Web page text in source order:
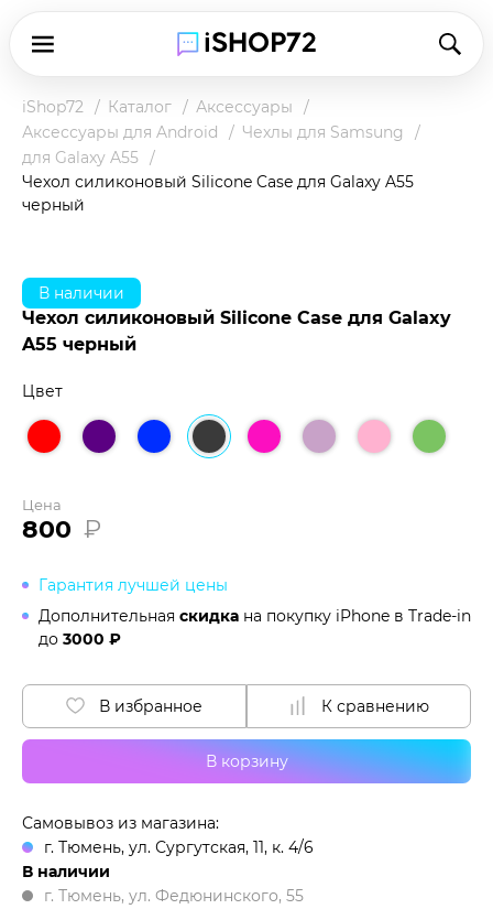
iShop72 Каталог
Аксессуары
Аксессуары для Android
Чехлы для Samsung
для Galaxy A55
Чехол силиконовый Silicone Case для Galaxy A55
черный
В наличии
Чехол силиконовый Silicone Case для Galaxy
A55 черный
Цвет
Цена
800 ₽
Гарантия лучшей цены
Дополнительная скидка на покупку iPhone в Trade-in
до 3000 ₽
В корзину
В избранное К сравнению
Самовывоз из магазина:
г. Тюмень, ул. Сургутская, 11, к. 4/6
В наличии
г. Тюмень, ул. Федюнинского, 55